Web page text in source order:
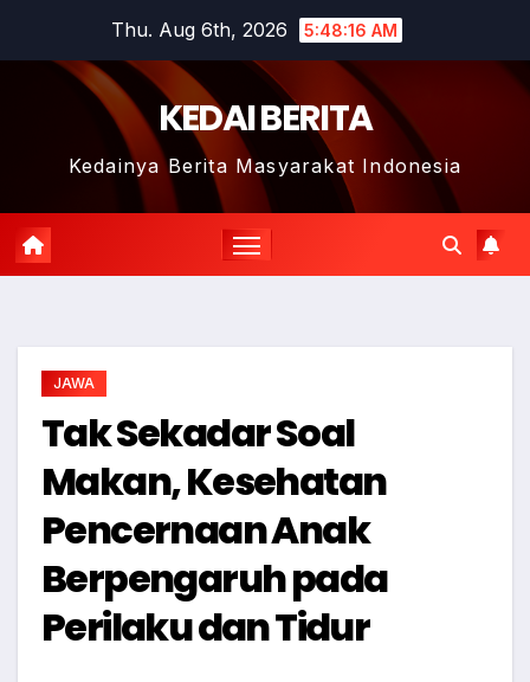
Thu. Aug 6th, 2026 5:48:17 AM
KEDAI BERITA
Kedainya Berita Masyarakat Indonesia
JAWA
Tak Sekadar Soal
Makan, Kesehatan
Pencernaan Anak
Berpengaruh pada
Perilaku dan Tidur